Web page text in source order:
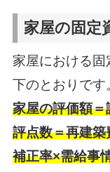
家屋の固定
家屋における
下のとおりです
家屋の評価額
評点数＝再建
補正率×需給事